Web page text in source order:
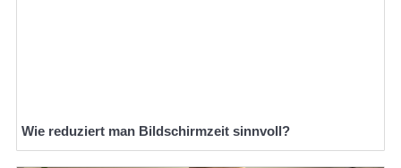
Wie reduziert man Bildschirmzeit sinnvoll?